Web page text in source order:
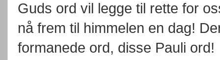
Guds ord vil legge til rette for
nå frem til himmelen en dag!
formanede ord, disse Pauli ord!